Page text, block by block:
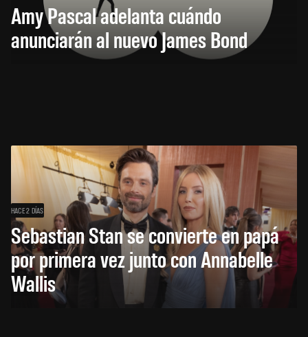
Amy Pascal adelanta cuándo
anunciarán al nuevo James Bond
HACE 2 DÍAS
Sebastian Stan se convierte en papá
por primera vez junto con Annabelle
Wallis